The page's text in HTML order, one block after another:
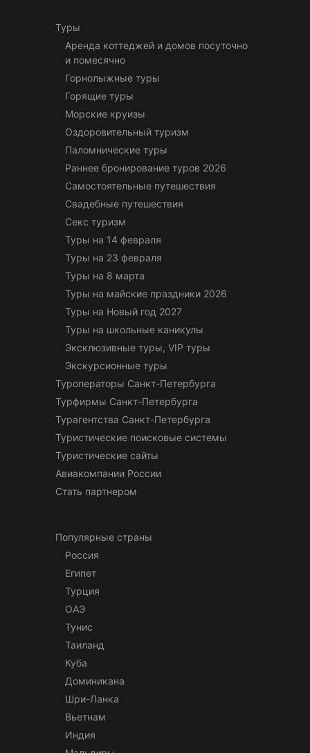
Туры
Аренда коттеджей и домов посуточно
и помесячно
Горнолыжные туры
Горящие туры
Морские круизы
Оздоровительный туризм
Паломнические туры
Раннее бронирование туров 2026
Самостоятельные путешествия
Свадебные путешествия
Секс туризм
Туры на 14 февраля
Туры на 23 февраля
Туры на 8 марта
Туры на майские праздники 2026
Туры на Новый год 2027
Туры на школьные каникулы
Эксклюзивные туры, VIP туры
Экскурсионные туры
Туроператоры Санкт-Петербурга
Турфирмы Санкт-Петербурга
Турагентства Санкт-Петербурга
Туристические поисковые системы
Туристические сайты
Авиакомпании России
Стать партнером
Популярные страны
Россия
Египет
Турция
ОАЭ
Тунис
Таиланд
Куба
Доминикана
Шри-Ланка
Вьетнам
Индия